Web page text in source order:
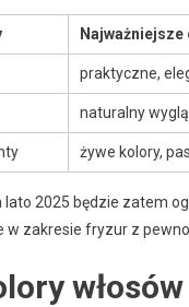
Najważniejsze
praktyczne,
naturalny
żywe kolory,
2025 będzie zatem
w zakresie fryzur z